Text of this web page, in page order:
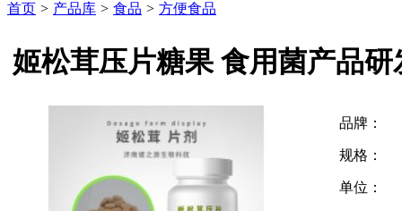
首页 > 产品库 > 食品 > 方便食品
姬松茸压片糖果 食用菌产品研
品牌：
规格：
单位：